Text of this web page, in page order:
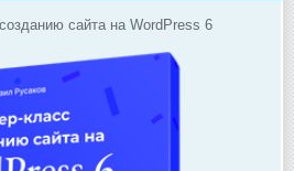
сайта на WordPress 6